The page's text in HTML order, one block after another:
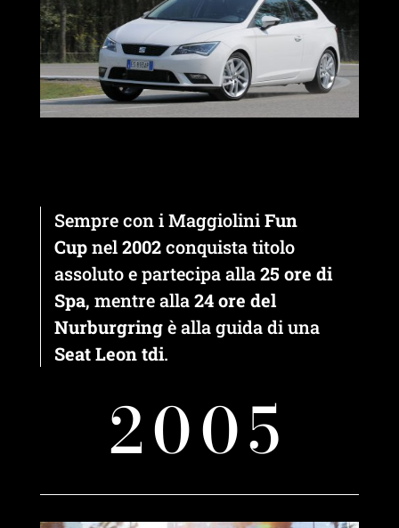
Sempre con i MaggioliniFun
Cupnel2002conquista titolo
assoluto e partecipa alla25 ore di
Spa, mentre alla24 ore del
Nurburgringè alla guida di una
Seat Leon tdi.
2005